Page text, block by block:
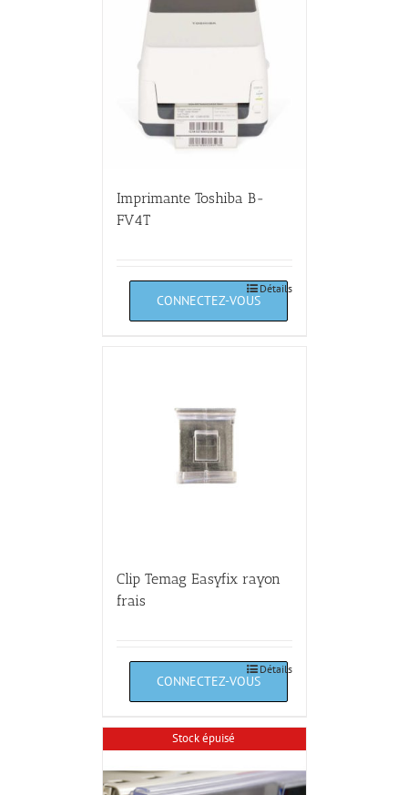
Imprimante Toshiba B-
FV4T
Détails
Clip Temag Easyfix rayon
frais
Détails
Stock épuisé